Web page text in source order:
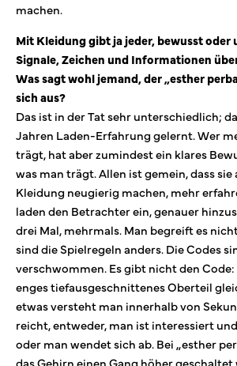
machen.
Mit Kleidung gibt ja jeder, bewusst oder
Signale, Zeichen und Informationen
Was sagt wohl jemand, der „esther
sich aus?
Das ist in der Tat sehr unterschiedlich;
Jahren Laden-Erfahrung gelernt. Wer
trägt, hat aber zumindest ein klares
was man trägt. Allen ist gemein, dass
Kleidung neugierig machen, mehr
laden den Betrachter ein, genauer
drei Mal, mehrmals. Man begreift es
sind die Spielregeln anders. Die Codes
verschwommen. Es gibt nicht den
enges tiefausgeschnittenes Oberteil
etwas versteht man innerhalb von
reicht, entweder, man ist interessiert
oder man wendet sich ab. Bei „esther
das Gehirn einen Gang höher